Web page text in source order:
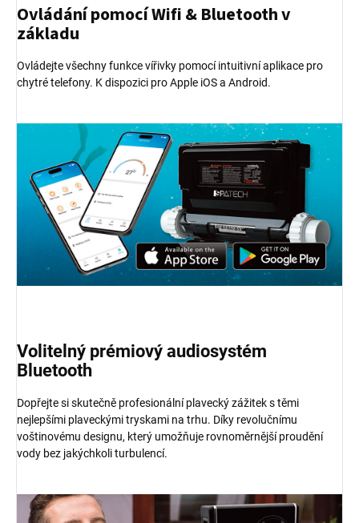
Ovládání pomocí Wifi & Bluetooth v
základu
Ovládejte všechny funkce vířivky pomocí intuitivní aplikace pro
chytré telefony. K dispozici pro Apple iOS a Android.
Volitelný prémiový audiosystém
Bluetooth
Dopřejte si skutečně profesionální plavecký zážitek s těmi
nejlepšími plaveckými tryskami na trhu. Díky revolučnímu
voštinovému designu, který umožňuje rovnoměrnější proudění
vody bez jakýchkoli turbulencí.